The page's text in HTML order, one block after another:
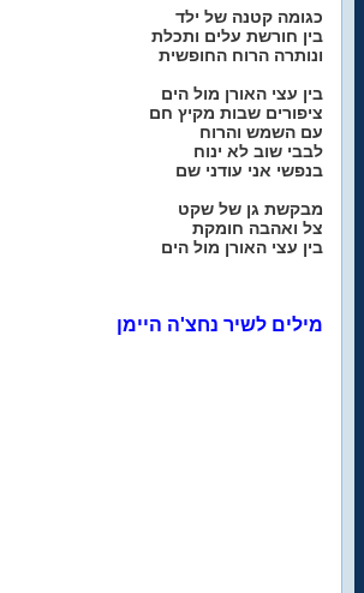
כגומה קטנה של ילד
בין חורשת עלים ותכלת
ונותרה הרוח החופשית
בין עצי האורן מול הים
ציפורים שבות מקיץ חם
עם השמש והרוח
לבבי שוב לא ינוח
בנפשי אני עודני שם
מבקשת גן של שקט
צל ואהבה חומקת
בין עצי האורן מול הים
מילים לשיר נחצ'ה היימן